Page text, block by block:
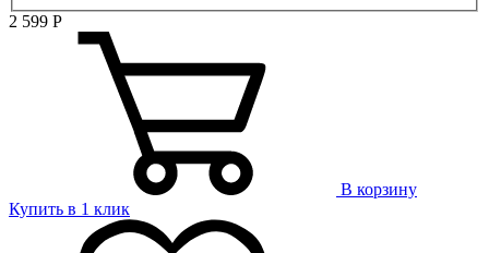
2 599 Р
В корзину
Купить в 1 клик